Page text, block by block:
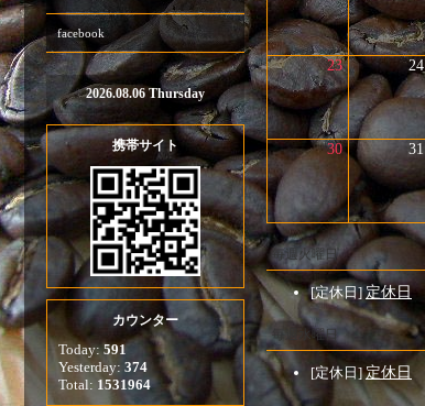
23 24
30 31
毎週火曜日
[定休日] 定休日
毎週水曜日
[定休日] 定休日
facebook
2026.08.06 Thursday
携帯サイト
カウンター
Today:591
Yesterday: 374
Total: 1531964